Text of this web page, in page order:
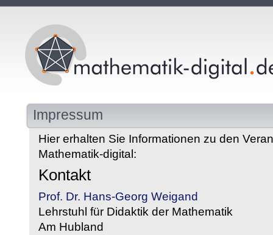
Impressum
Hier erhalten Sie Informationen zu den
Mathematik-digital:
Kontakt
Prof. Dr. Hans-Georg Weigand
Lehrstuhl für Didaktik der Mathematik
Am Hubland